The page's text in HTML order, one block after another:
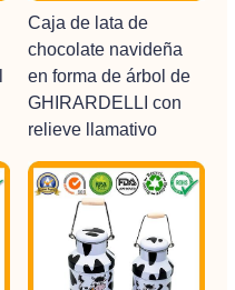
Caja de lata de
chocolate navideña
en forma de árbol de
GHIRARDELLI con
relieve llamativo